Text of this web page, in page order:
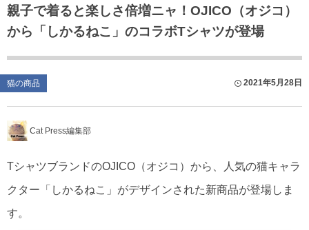
親子で着ると楽しさ倍増ニャ！OJICO（オジコ）
から「しかるねこ」のコラボTシャツが登場
猫の商品 2021年5月28日
Cat Press編集部
TシャツブランドのOJICO（オジコ）から、人気の猫キャラ
クター「しかるねこ」がデザインされた新商品が登場しま
す。
猫のゲーム・アプリ
猫のフリー写真素材